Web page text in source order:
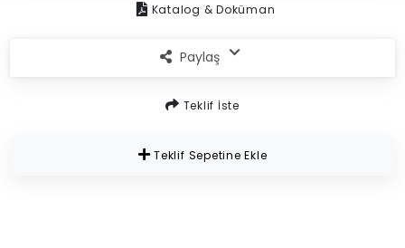
Katalog & Doküman
Paylaş
Teklif İste
Teklif Sepetine Ekle